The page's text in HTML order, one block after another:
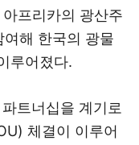
프리카의 광산주
해 한국의 광물
루어졌다.
트너십을 계기로
체결이 이루어